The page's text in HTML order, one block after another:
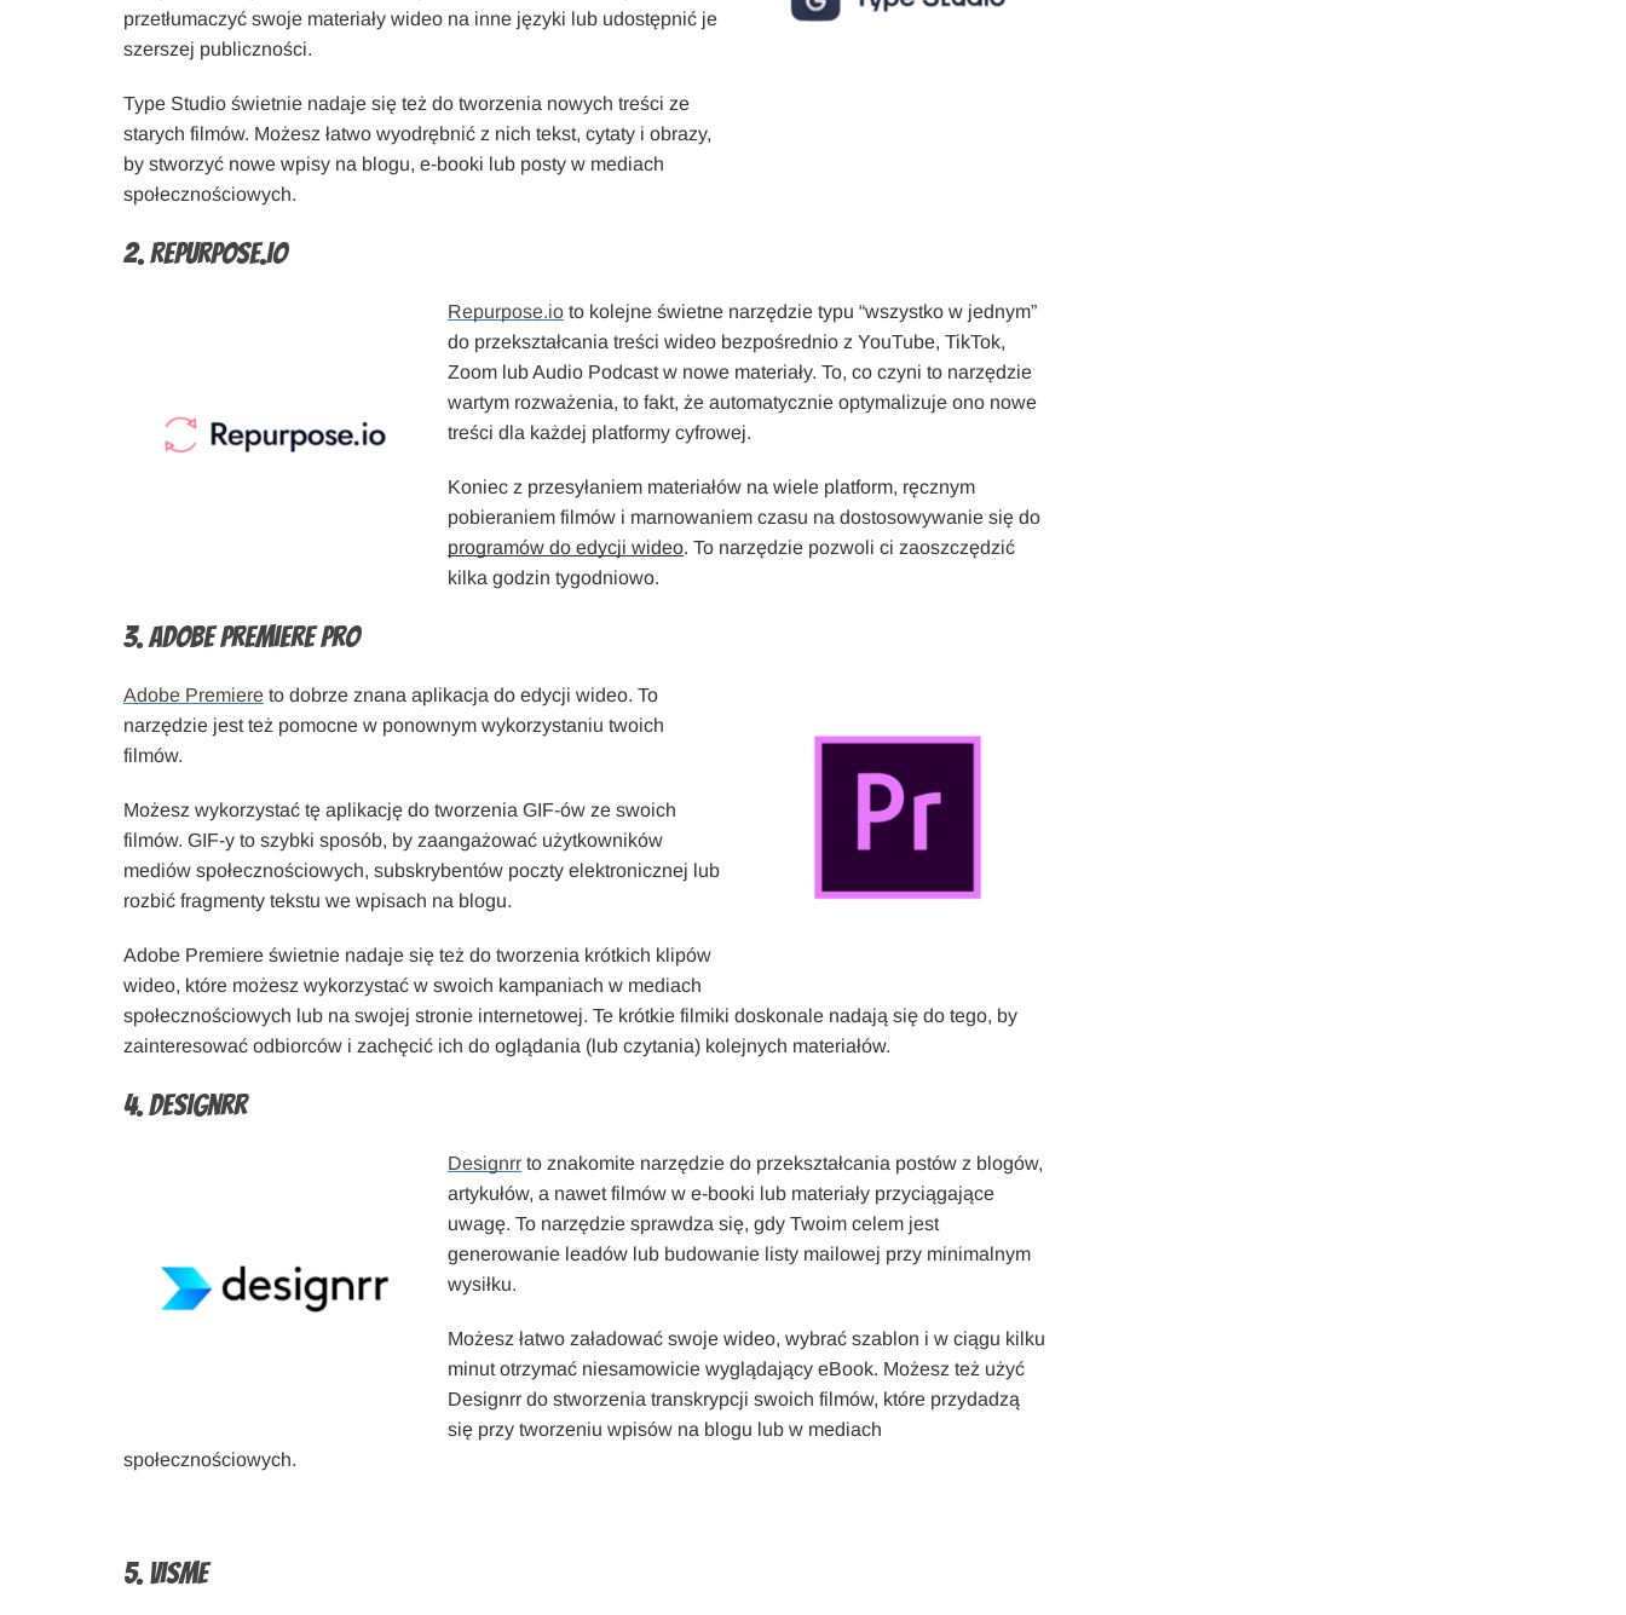
przetłumaczyć swoje materiały wideo na inne języki lub udostępnić je
szerszej publiczności.
Type Studio świetnie nadaje się też do tworzenia nowych treści ze
starych filmów. Możesz łatwo wyodrębnić z nich tekst, cytaty i obrazy,
by stworzyć nowe wpisy na blogu, e-booki lub posty w mediach
społecznościowych.
2. Repurpose.io
Repurpose.io to kolejne świetne narzędzie typu “wszystko w jednym”
do przekształcania treści wideo bezpośrednio z YouTube, TikTok,
Zoom lub Audio Podcast w nowe materiały. To, co czyni to narzędzie
wartym rozważenia, to fakt, że automatycznie optymalizuje ono nowe
treści dla każdej platformy cyfrowej.
Koniec z przesyłaniem materiałów na wiele platform, ręcznym
pobieraniem filmów i marnowaniem czasu na dostosowywanie się do
programów do edycji wideo. To narzędzie pozwoli ci zaoszczędzić
kilka godzin tygodniowo.
3. Adobe Premiere Pro
Adobe Premiere to dobrze znana aplikacja do edycji wideo. To
narzędzie jest też pomocne w ponownym wykorzystaniu twoich
filmów.
Możesz wykorzystać tę aplikację do tworzenia GIF-ów ze swoich
filmów. GIF-y to szybki sposób, by zaangażować użytkowników
mediów społecznościowych, subskrybentów poczty elektronicznej lub
rozbić fragmenty tekstu we wpisach na blogu.
Adobe Premiere świetnie nadaje się też do tworzenia krótkich klipów
wideo, które możesz wykorzystać w swoich kampaniach w mediach
społecznościowych lub na swojej stronie internetowej. Te krótkie filmiki doskonale nadają się do tego, by
zainteresować odbiorców i zachęcić ich do oglądania (lub czytania) kolejnych materiałów.
4. Designrr
Designrr to znakomite narzędzie do przekształcania postów z blogów,
artykułów, a nawet filmów w e-booki lub materiały przyciągające
uwagę. To narzędzie sprawdza się, gdy Twoim celem jest
generowanie leadów lub budowanie listy mailowej przy minimalnym
wysiłku.
Możesz łatwo załadować swoje wideo, wybrać szablon i w ciągu kilku
minut otrzymać niesamowicie wyglądający eBook. Możesz też użyć
Designrr do stworzenia transkrypcji swoich filmów, które przydadzą
się przy tworzeniu wpisów na blogu lub w mediach
społecznościowych.
5. Visme